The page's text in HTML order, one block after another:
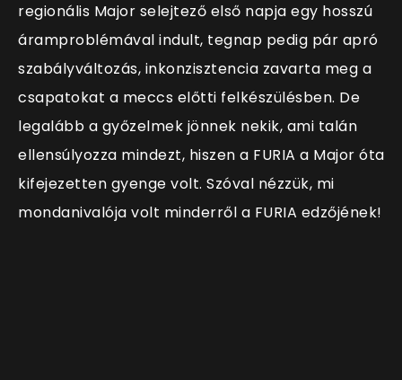
regionális Major selejtező első napja egy hosszú
áramproblémával indult, tegnap pedig pár apró
szabályváltozás, inkonzisztencia zavarta meg a
csapatokat a meccs előtti felkészülésben. De
legalább a győzelmek jönnek nekik, ami talán
ellensúlyozza mindezt, hiszen a FURIA a Major óta
kifejezetten gyenge volt. Szóval nézzük, mi
mondanivalója volt minderről a FURIA edzőjének!